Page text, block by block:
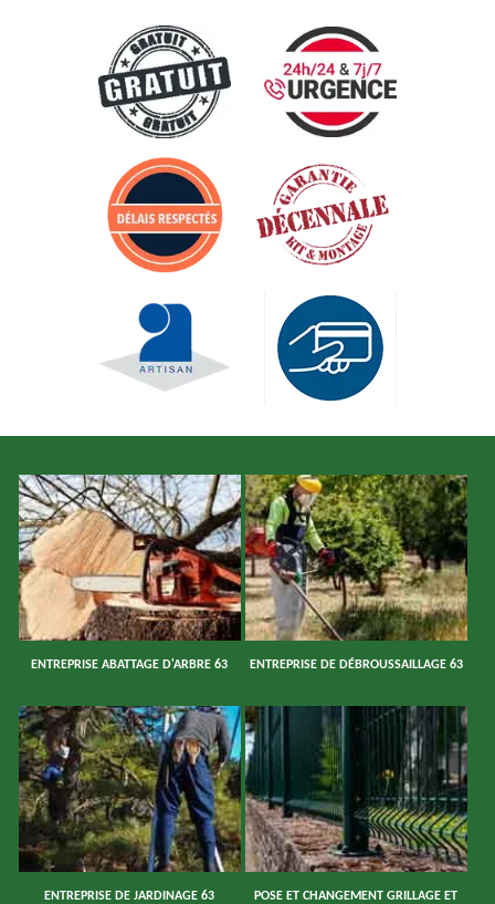
ENTREPRISE ABATTAGE D'ARBRE 63 ENTREPRISE DE DÉBROUSSAILLAGE 63
ENTREPRISE DE JARDINAGE 63
POSE ET CHANGEMENT GRILLAGE ET